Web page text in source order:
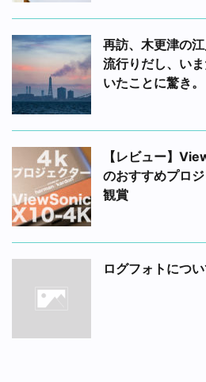
再訪、木更津の
流行りだし、い
いたことに驚き。
【レビュー】
のおすすめプロ
観賞
ログフォトにつ